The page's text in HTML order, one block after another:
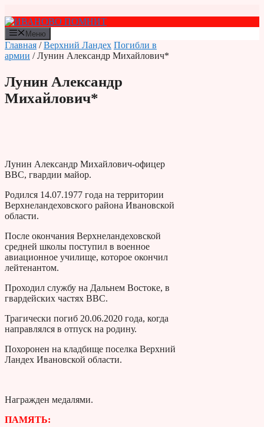
к
содержимому
Меню
Главная /Верхний Ландех Погибли в
армии / Лунин Александр Михайлович*
Лунин Александр
Михайлович*
Лунин Александр Михайлович-офицер
ВВС, гвардии майор.
Родился 14.07.1977 года на территории
Верхнеландеховского района Ивановской
области.
После окончания Верхнеландеховской
средней школы поступил в военное
авиационное училище, которое окончил
лейтенантом.
Проходил службу на Дальнем Востоке, в
гвардейских частях ВВС.
Трагически погиб 20.06.2020 года, когда
направлялся в отпуск на родину.
Похоронен на кладбище поселка Верхний
Ландех Ивановской области.
Награжден медалями.
ПАМЯТЬ: